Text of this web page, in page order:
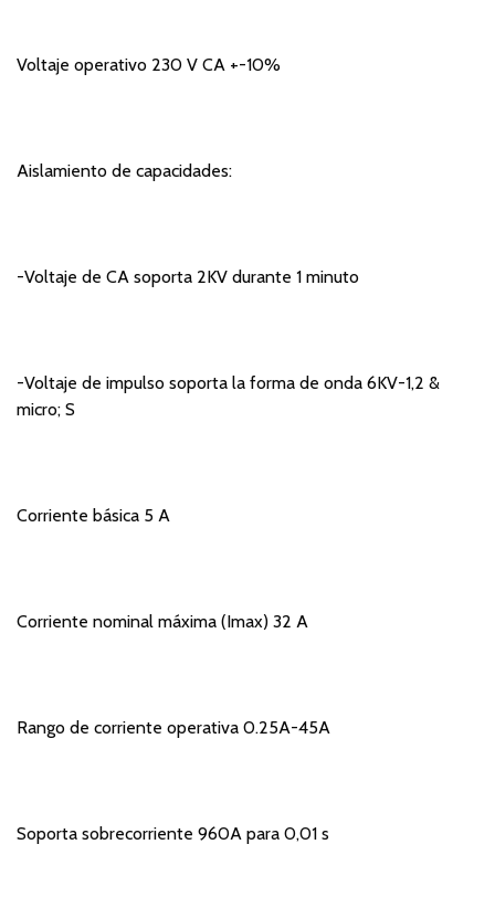
Voltaje operativo 230 V CA +-10%
Aislamiento de capacidades:
-Voltaje de CA soporta 2KV durante 1 minuto
-Voltaje de impulso soporta la forma de onda 6KV-1,2 &
micro; S
Corriente básica 5 A
Corriente nominal máxima (Imax) 32 A
Rango de corriente operativa 0.25A-45A
Soporta sobrecorriente 960A para 0,01 s